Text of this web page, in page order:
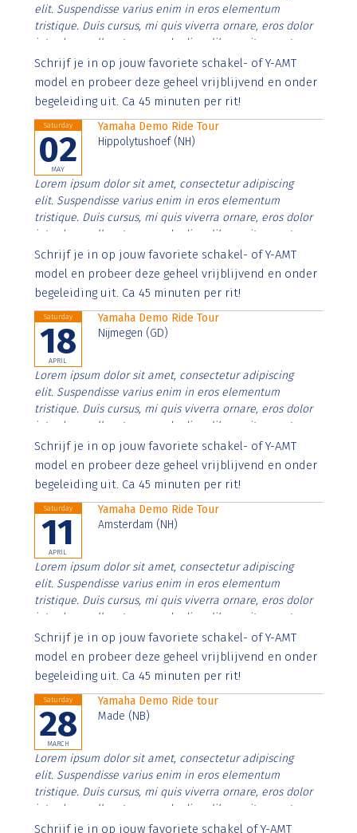
elit. Suspendisse varius enim in eros elementum
tristique. Duis cursus, mi quis viverra ornare, eros dolor
interdum nulla, ut commodo diam libero vitae erat.
Aenean faucibus nibh et justo cursus id rutrum lorem
imperdiet. Nunc ut sem vitae risus tristique posuere.
Schrijf je in op jouw favoriete schakel- of Y-AMT
model en probeer deze geheel vrijblijvend en onder
begeleiding uit. Ca 45 minuten per rit!
Saturday
02
MAY
Yamaha Demo Ride Tour
Hippolytushoef (NH)
Lorem ipsum dolor sit amet, consectetur adipiscing
elit. Suspendisse varius enim in eros elementum
tristique. Duis cursus, mi quis viverra ornare, eros dolor
interdum nulla, ut commodo diam libero vitae erat.
Aenean faucibus nibh et justo cursus id rutrum lorem
imperdiet. Nunc ut sem vitae risus tristique posuere.
Schrijf je in op jouw favoriete schakel- of Y-AMT
model en probeer deze geheel vrijblijvend en onder
begeleiding uit. Ca 45 minuten per rit!
Saturday
18
APRIL
Yamaha Demo Ride Tour
Nijmegen (GD)
Lorem ipsum dolor sit amet, consectetur adipiscing
elit. Suspendisse varius enim in eros elementum
tristique. Duis cursus, mi quis viverra ornare, eros dolor
interdum nulla, ut commodo diam libero vitae erat.
Aenean faucibus nibh et justo cursus id rutrum lorem
imperdiet. Nunc ut sem vitae risus tristique posuere.
Schrijf je in op jouw favoriete schakel- of Y-AMT
model en probeer deze geheel vrijblijvend en onder
begeleiding uit. Ca 45 minuten per rit!
Saturday
11
APRIL
Yamaha Demo Ride Tour
Amsterdam (NH)
Lorem ipsum dolor sit amet, consectetur adipiscing
elit. Suspendisse varius enim in eros elementum
tristique. Duis cursus, mi quis viverra ornare, eros dolor
interdum nulla, ut commodo diam libero vitae erat.
Aenean faucibus nibh et justo cursus id rutrum lorem
imperdiet. Nunc ut sem vitae risus tristique posuere.
Schrijf je in op jouw favoriete schakel- of Y-AMT
model en probeer deze geheel vrijblijvend en onder
begeleiding uit. Ca 45 minuten per rit!
Saturday
28
MARCH
Yamaha Demo Ride tour
Made (NB)
Lorem ipsum dolor sit amet, consectetur adipiscing
elit. Suspendisse varius enim in eros elementum
tristique. Duis cursus, mi quis viverra ornare, eros dolor
interdum nulla, ut commodo diam libero vitae erat.
Aenean faucibus nibh et justo cursus id rutrum lorem
Schrijf je in op jouw favoriete schakel of Y-AMT